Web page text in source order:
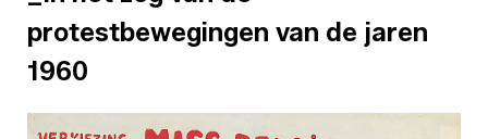
protestbewegingen van de jaren
1960